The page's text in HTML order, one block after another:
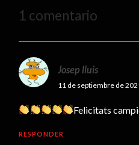
1 comentario
Josep lluis
11 de septiembre de
Felicitats
RESPONDER